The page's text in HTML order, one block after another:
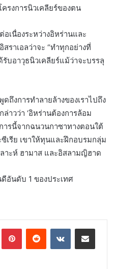
รงการนิวเคลียร์ของตน
อเนื่องระหว่างอิหร่านและ
ราเอลว่าจะ “ทำทุกอย่างที่
บอาวุธนิวเคลียร์แม้ว่าจะบรรลุ
ถึงการทำลายล้างของเราไปถึง
ล่าวว่า ‘อิหร่านต้องการล้อม
ารนี้จากฉนวนกาซาทางตอนใต้
เรีย เขาให้ทุนและฝึกอบรมกลุ่ม
าะห์ ฮามาส และอิสลามญิฮาด
อันดับ 1 ของประเทศ
PinterestReddit VKontakteShare via Email